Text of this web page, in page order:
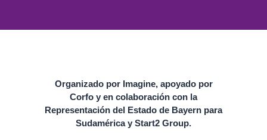
Organizado por Imagine, apoyado por
Corfo y en colaboración con la
Representación del Estado de Bayern para
Sudamérica y Start2 Group.